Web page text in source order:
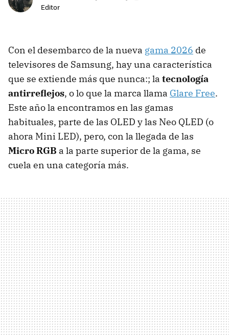
Editor
Con el desembarco de la nueva gama 2026 de
televisores de Samsung, hay una característica
que se extiende más que nunca:; la tecnología
antirreflejos, o lo que la marca llama Glare Free.
Este año la encontramos en las gamas
habituales, parte de las OLED y las Neo QLED (o
ahora Mini LED), pero, con la llegada de las
Micro RGB a la parte superior de la gama, se
cuela en una categoría más.